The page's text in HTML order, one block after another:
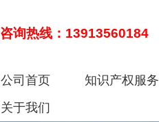
咨询热线：13913560184
公司首页 知识产权服务
关于我们